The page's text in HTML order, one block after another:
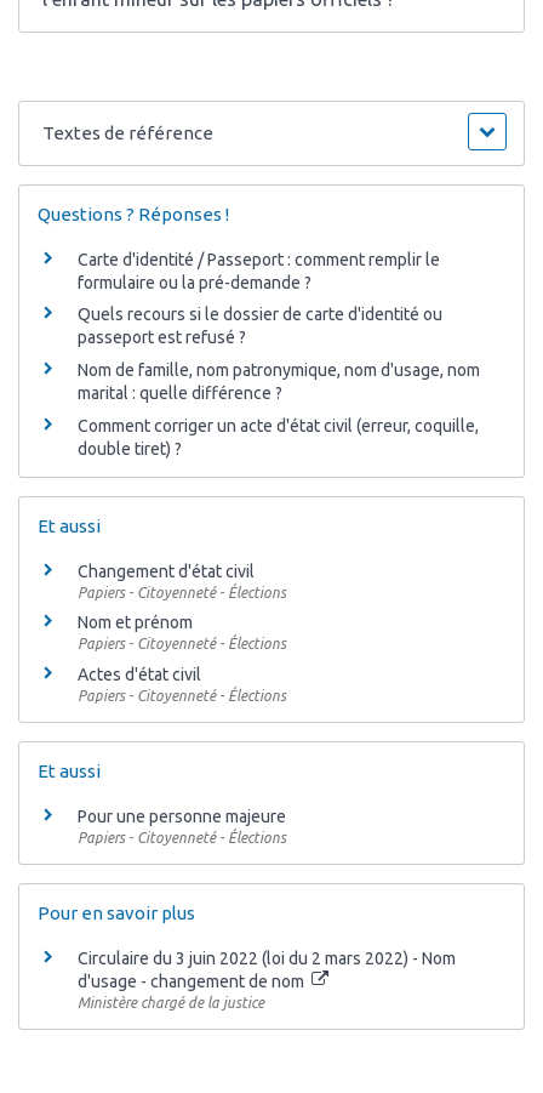
Textes de référence
Questions ? Réponses !
Carte d'identité / Passeport : comment remplir le
formulaire ou la pré-demande ?
Quels recours si le dossier de carte d'identité ou
passeport est refusé ?
Nom de famille, nom patronymique, nom d'usage, nom
marital : quelle différence ?
Comment corriger un acte d'état civil (erreur, coquille,
double tiret) ?
Et aussi
Changement d'état civil
Papiers - Citoyenneté - Élections
Nom et prénom
Papiers - Citoyenneté - Élections
Actes d'état civil
Papiers - Citoyenneté - Élections
Et aussi
Pour une personne majeure
Papiers - Citoyenneté - Élections
Pour en savoir plus
Circulaire du 3 juin 2022 (loi du 2 mars 2022) - Nom
d'usage - changement de nom
Ministère chargé de la justice